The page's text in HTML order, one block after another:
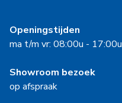
Openingstijden
ma t/m vr: 08:00u - 17:00u
Showroom bezoek
op afspraak